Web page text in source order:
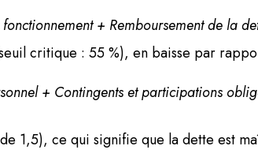
+ Remboursement de la
critique : 55 %), en baisse par
+ Contingents et participations
1,5), ce qui signifie que la dette est